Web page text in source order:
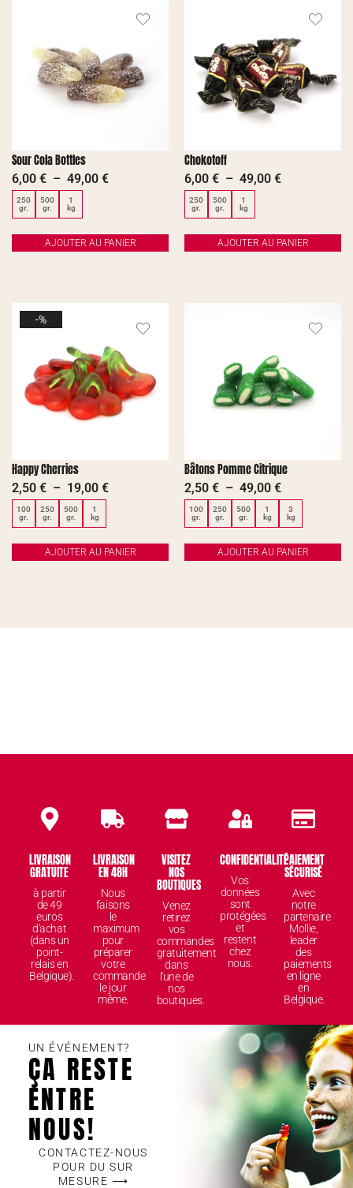
Sour Cola Bottles
6,00 € – 49,00 €
250
gr.
500
gr.
1
kg
AJOUTER AU PANIER
Chokotoff
6,00 € – 49,00 €
250
gr.
500
gr.
1
kg
AJOUTER AU PANIER
-%
Happy Cherries
2,50 € – 19,00 €
100
gr.
250
gr.
500
gr.
1
kg
AJOUTER AU PANIER
Bâtons Pomme Citrique
2,50 € – 49,00 €
100
gr.
250
gr.
500
gr.
1
kg
3
kg
AJOUTER AU PANIER
LIVRAISON
GRATUITE
à partir
de 49
euros
d'achat
(dans un
point-
relais en
Belgique).
LIVRAISON
EN 48H
Nous
faisons
le
maximum
pour
préparer
votre
commande
le jour
même.
VISITEZ
NOS
BOUTIQUES
Venez
retirez
vos
commandes
gratuitement
dans
l'une de
nos
boutiques.
CONFIDENTIALITÉ
Vos
données
sont
protégées
et
restent
chez
nous.
PAIEMENT
SÉCURISÉ
Avec
notre
partenaire
Mollie,
leader
des
paiements
en ligne
en
Belgique.
UN ÉVÉNEMENT?
ÇA RESTE
ENTRE
NOUS!
CONTACTEZ-NOUS
POUR DU SUR
MESURE ⟶